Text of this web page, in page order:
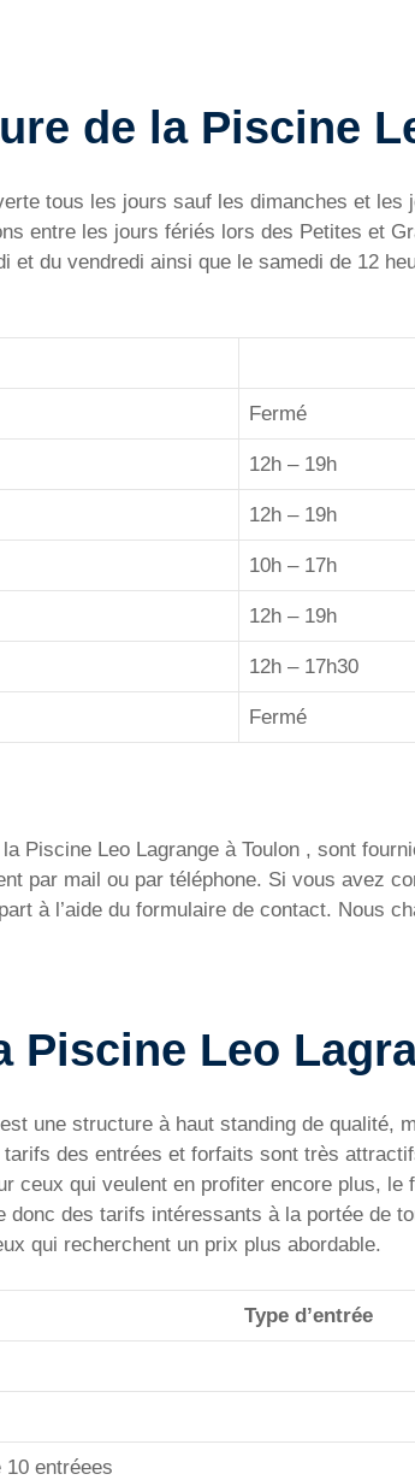
de la Piscine
tous les jours sauf les dimanches et
entre les jours fériés lors des Petites et
et du vendredi ainsi que le samedi de 12
Fermé
12h – 19h
12h – 19h
10h – 17h
12h – 19h
12h – 17h30
Fermé
Piscine Leo Lagrange à Toulon , sont
par mail ou par téléphone. Si vous avez
à l’aide du formulaire de contact. Nous
Piscine Leo
une structure à haut standing de
des entrées et forfaits sont très
ceux qui veulent en profiter encore plus,
donc des tarifs intéressants à la portée de
qui recherchent un prix plus abordable.
Type d’entrée
10 entréees